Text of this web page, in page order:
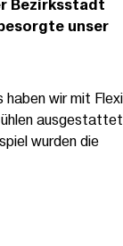
Bezirksstadt
unser
wir mit Flexi
wurden die